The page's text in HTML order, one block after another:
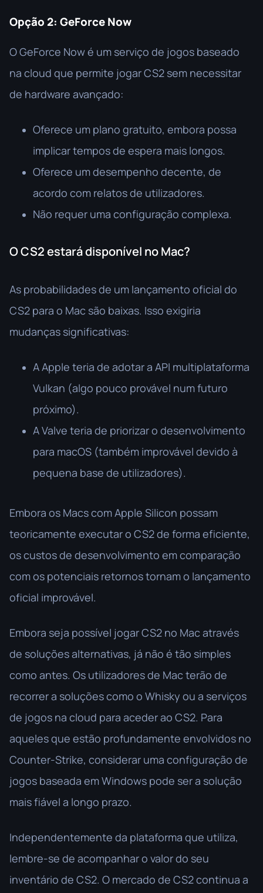
Opção 2: GeForce Now
O GeForce Now é um serviço de jogos baseado
na cloud que permite jogar CS2 sem necessitar
de hardware avançado:
Oferece um plano gratuito, embora possa
implicar tempos de espera mais longos.
Oferece um desempenho decente, de
acordo com relatos de utilizadores.
Não requer uma configuração complexa.
O CS2 estará disponível no Mac?
As probabilidades de um lançamento oficial do
CS2 para o Mac são baixas. Isso exigiria
mudanças significativas:
A Apple teria de adotar a API multiplataforma
Vulkan (algo pouco provável num futuro
próximo).
A Valve teria de priorizar o desenvolvimento
para macOS (também improvável devido à
pequena base de utilizadores).
Embora os Macs com Apple Silicon possam
teoricamente executar o CS2 de forma eficiente,
os custos de desenvolvimento em comparação
com os potenciais retornos tornam o lançamento
oficial improvável.
Embora seja possível jogar CS2 no Mac através
de soluções alternativas, já não é tão simples
como antes. Os utilizadores de Mac terão de
recorrer a soluções como o Whisky ou a serviços
de jogos na cloud para aceder ao CS2. Para
aqueles que estão profundamente envolvidos no
Counter-Strike, considerar uma configuração de
jogos baseada em Windows pode ser a solução
mais fiável a longo prazo.
Independentemente da plataforma que utiliza,
lembre-se de acompanhar o valor do seu
inventário de CS2. O mercado de CS2 continua a